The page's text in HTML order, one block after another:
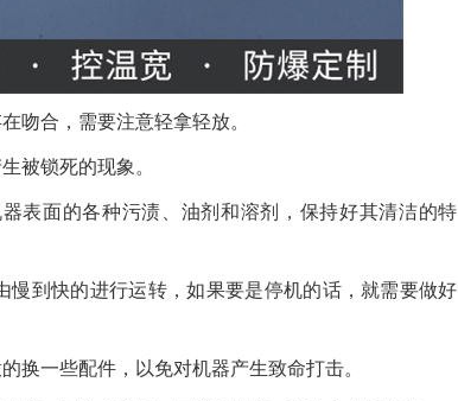
吻合，需要注意轻拿轻放。
被锁死的现象。
表面的各种污渍、油剂和溶剂，保持好其清洁的特
到快的进行运转，如果要是停机的话，就需要做好
换一些配件，以免对机器产生致命打击。